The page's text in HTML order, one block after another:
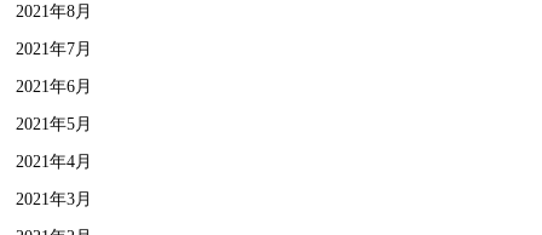
2021年8月
2021年7月
2021年6月
2021年5月
2021年4月
2021年3月